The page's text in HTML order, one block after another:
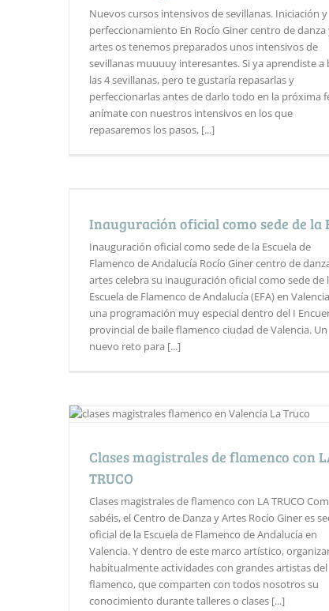
Nuevos cursos intensivos de sevillanas. Iniciación y
perfeccionamiento En Rocío Giner centro de danza
artes os tenemos preparados unos intensivos de
sevillanas muuuuy interesantes. Si ya aprendiste a
las 4 sevillanas, pero te gustaría repasarlas y
perfeccionarlas antes de darlo todo en la próxima
anímate con nuestros intensivos en los que
repasaremos los pasos, [...]
Inauguración oficial como sede de la
Inauguración oficial como sede de la Escuela de
Flamenco de Andalucía Rocío Giner centro de
artes celebra su inauguración oficial como sede de
Escuela de Flamenco de Andalucía (EFA) en
una programación muy especial dentro del I
provincial de baile flamenco ciudad de Valencia. Un
nuevo reto para [...]
Clases magistrales de flamenco con
TRUCO
Clases magistrales de flamenco con LA TRUCO
sabéis, el Centro de Danza y Artes Rocío Giner es
oficial de la Escuela de Flamenco de Andalucía en
Valencia. Y dentro de este marco artístico,
habitualmente actividades con grandes artistas del
flamenco, que comparten con todos nosotros su
conocimiento durante talleres o clases [...]